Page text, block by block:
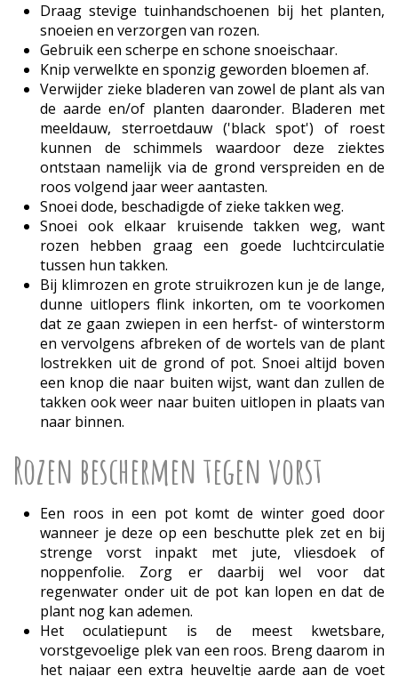
Draag stevige tuinhandschoenen bij het planten,
snoeien en verzorgen van rozen.
Gebruik een scherpe en schone snoeischaar.
Knip verwelkte en sponzig geworden bloemen af.
Verwijder zieke bladeren van zowel de plant als van
de aarde en/of planten daaronder. Bladeren met
meeldauw, sterroetdauw ('black spot') of roest
kunnen de schimmels waardoor deze ziektes
ontstaan namelijk via de grond verspreiden en de
roos volgend jaar weer aantasten.
Snoei dode, beschadigde of zieke takken weg.
Snoei ook elkaar kruisende takken weg, want
rozen hebben graag een goede luchtcirculatie
tussen hun takken.
Bij klimrozen en grote struikrozen kun je de lange,
dunne uitlopers flink inkorten, om te voorkomen
dat ze gaan zwiepen in een herfst- of winterstorm
en vervolgens afbreken of de wortels van de plant
lostrekken uit de grond of pot. Snoei altijd boven
een knop die naar buiten wijst, want dan zullen de
takken ook weer naar buiten uitlopen in plaats van
naar binnen.
Rozen beschermen tegen vorst
Een roos in een pot komt de winter goed door
wanneer je deze op een beschutte plek zet en bij
strenge vorst inpakt met jute, vliesdoek of
noppenfolie. Zorg er daarbij wel voor dat
regenwater onder uit de pot kan lopen en dat de
plant nog kan ademen.
Het oculatiepunt is de meest kwetsbare,
vorstgevoelige plek van een roos. Breng daarom in
het najaar een extra heuveltje aarde aan de voet